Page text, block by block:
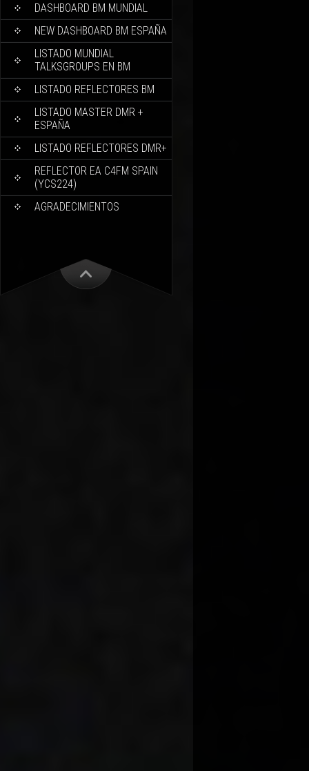
DASHBOARD BM MUNDIAL
NEW DASHBOARD BM ESPAÑA
LISTADO MUNDIAL
TALKSGROUPS EN BM
LISTADO REFLECTORES BM
LISTADO MASTER DMR +
ESPAÑA
LISTADO REFLECTORES DMR+
REFLECTOR EA C4FM SPAIN
(YCS224)
AGRADECIMIENTOS